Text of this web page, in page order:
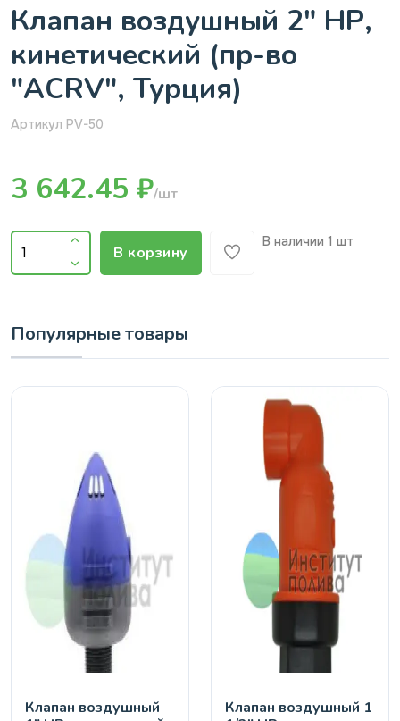
Клапан воздушный 2" НР,
кинетический (пр-во
"ACRV", Турция)
Артикул PV-50
3 642.45 ₽/шт
В корзину
В наличии 1 шт
Популярные товары
Клапан воздушный
Клапан воздушный 1